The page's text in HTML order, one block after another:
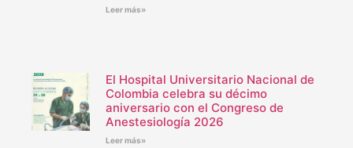
Leer más»
El Hospital Universitario Nacional de
Colombia celebra su décimo
aniversario con el Congreso de
Anestesiología 2026
Leer más»